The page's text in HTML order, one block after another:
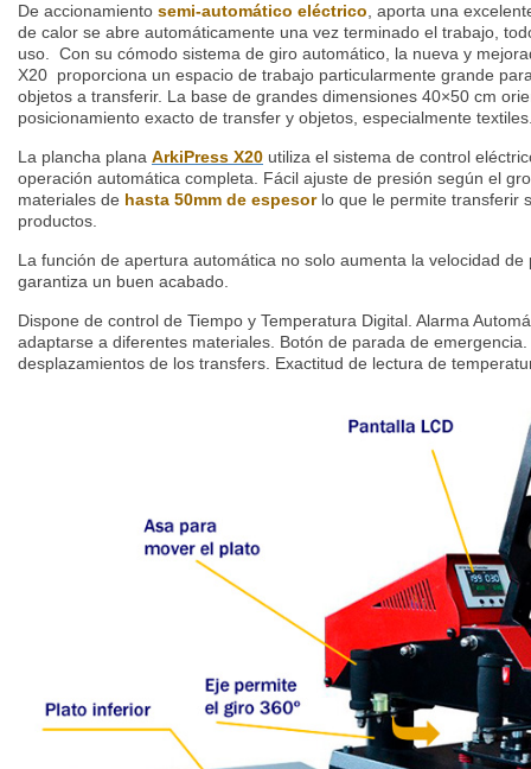
De accionamiento semi-automático eléctrico, aporta una
de calor se abre automáticamente una vez terminado el trabajo,
uso. Con su cómodo sistema de giro automático, la nueva y
X20 proporciona un espacio de trabajo particularmente grande
objetos a transferir. La base de grandes dimensiones 40×50 cm
posicionamiento exacto de transfer y objetos, especialmente
La plancha plana ArkiPress X20 utiliza el sistema de control
operación automática completa. Fácil ajuste de presión según el
materiales de hasta 50mm de espesorlo que le permite transferir
productos.
La función de apertura automática no solo aumenta la velocidad
garantiza un buen acabado.
Dispone de control de Tiempo y Temperatura Digital. Alarma
adaptarse a diferentes materiales. Botón de parada de
desplazamientos de los transfers. Exactitud de lectura de